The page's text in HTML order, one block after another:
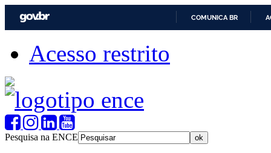
COMUNICA BR
Acesso restrito
Pesquisa na ENCE